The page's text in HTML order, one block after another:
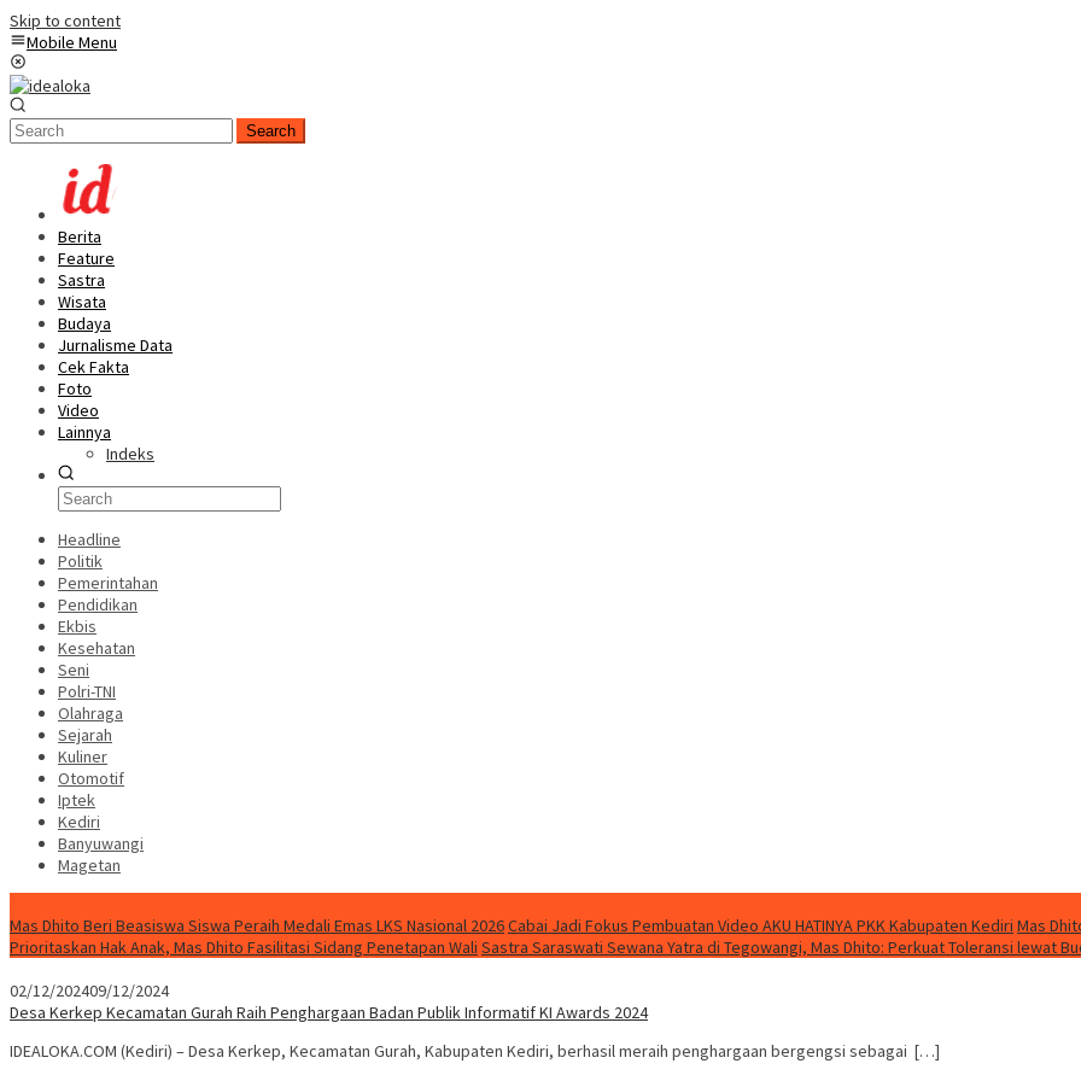
Skip to content
Mobile Menu
Search
Berita
Feature
Sastra
Wisata
Budaya
Jurnalisme Data
Cek Fakta
Foto
Video
Lainnya
Indeks
Headline
Politik
Pemerintahan
Pendidikan
Ekbis
Kesehatan
Seni
Polri-TNI
Olahraga
Sejarah
Kuliner
Otomotif
Iptek
Kediri
Banyuwangi
Magetan
Mas Dhito Beri Beasiswa Siswa Peraih Medali Emas LKS Nasional 2026Cabai Jadi Fokus Pembuatan Video AKU HATINYA PKK Kabupaten Kediri Mas
Prioritaskan Hak Anak, Mas Dhito Fasilitasi Sidang Penetapan Wali Sastra Saraswati Sewana Yatra di Tegowangi, Mas Dhito: Perkuat Toleransi lewat
02/12/202409/12/2024
Desa Kerkep Kecamatan Gurah Raih Penghargaan Badan Publik Informatif KI Awards 2024
IDEALOKA.COM (Kediri) – Desa Kerkep, Kecamatan Gurah, Kabupaten Kediri, berhasil meraih penghargaan bergengsi sebagai […]